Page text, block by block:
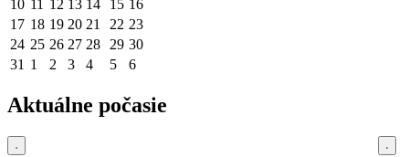
10 11 12 13 14 15 16
17 18 19 20 21 22 23
24 25 26 27 28 29 30
31 1 2 3 4 5 6
Aktuálne počasie